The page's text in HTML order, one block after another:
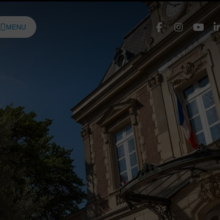
MENU
DE NAVIGATION PRINCIPALE Nous